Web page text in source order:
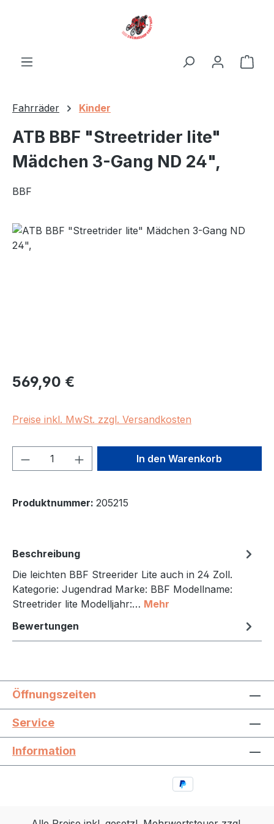
Fahrräder Kinder
ATB BBF "Streetrider lite"
Mädchen 3-Gang ND 24",
BBF
Bildergalerie überspringen
Regulärer Preis:
569,90 €
Preise inkl. MwSt. zzgl. Versandkosten
Produkt Anzahl: Gib denIn den Warenkorb
Produktnummer: 205215
Beschreibung
Die leichten BBF Streerider Lite auch in 24 Zoll.
Kategorie: Jugendrad Marke: BBF Modellname:
Streetrider lite Modelljahr:… Mehr
Bewertungen
Öffnungszeiten
Service
Information